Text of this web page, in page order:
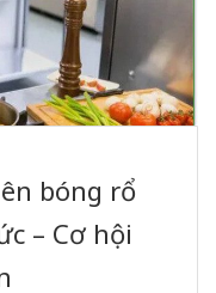
bóng rổ
– Cơ hội